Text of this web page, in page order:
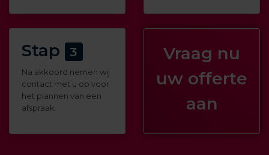
Stap 3
Na akkoord nemen wij
contact met u op voor
het plannen van een
afspraak.
Vraag nu
uw offerte
aan